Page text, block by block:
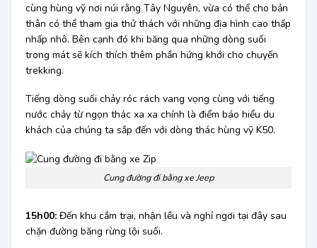
cùng hùng vỹ nơi núi rằng Tây Nguyên, vừa có thể cho bản
thân có thể tham gia thử thách với những địa hình cao thấp
nhấp nhô. Bên cạnh đó khi băng qua những dòng suối
trong mát sẽ kích thích thêm phần hứng khới cho chuyến
trekking.
Tiếng dòng suối chảy róc rách vang vọng cùng với tiếng
nước chảy từ ngọn thác xa xa chính là điểm báo hiểu du
khách của chúng ta sắp đến với dòng thác hùng vỹ K50.
Cung đường đi bằng xe Jeep
15h00:Đến khu cắm trại, nhận lều và nghỉ ngơi tại đây sau
chặn đường băng rừng lội suối.